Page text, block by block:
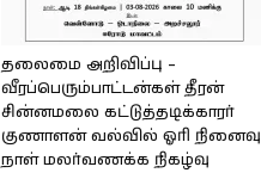
தலைமை அறிவிப்பு –
வீரப்பெரும்பாட்டன்கள் தீரன்
சின்னமலை கட்டுத்தடிக்காரர்
குணாளன் வல்வில் ஓரி நினைவு
நாள் மலர்வணக்க நிகழ்வு